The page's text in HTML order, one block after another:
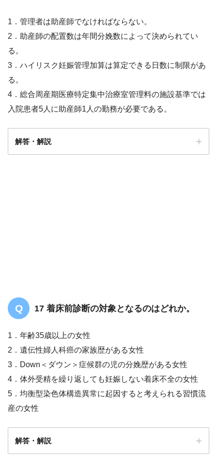
1．管理者は助産師でなければならない。
2．助産師の配置数は年間分娩数によって決められてい
る。
3．ハイリスク妊娠管理加算は算定できる日数に制限があ
る。
4．総合周産期医療特定集中治療室管理料の施設基準では
入院患者5人に助産師1人の勤務が必要である。
解答・解説
17 着床前診断の対象となるのはどれか。
1．年齢35歳以上の女性
2．遺伝性婦人科癌の家族歴がある女性
3．Down＜ダウン＞症候群の児の分娩歴がある女性
4．体外受精を繰り返しても妊娠しない着床不全の女性
5．均衡型染色体構造異常に起因すると考えられる習慣流
産の女性
解答・解説